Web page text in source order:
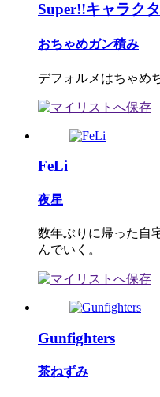
Super!!キャラク
おちゃめガン積み
デフォルメはちゃめ
FeLi
夜星
数年ぶりに帰った自
んでいく。
Gunfighters
茶ねずみ